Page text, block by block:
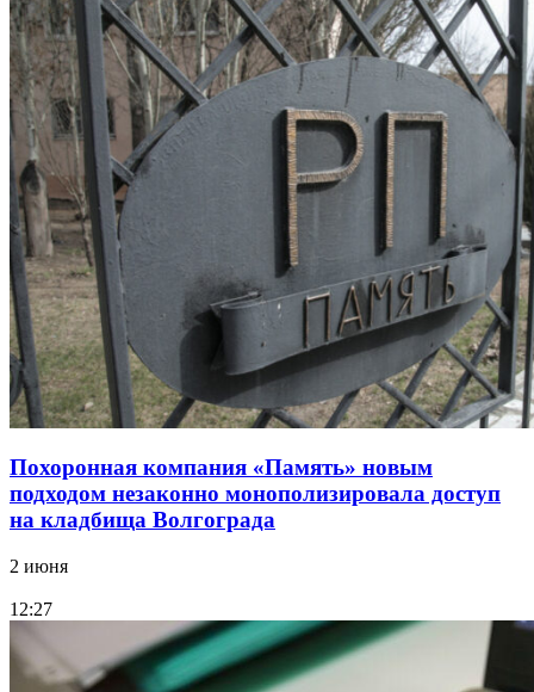
Похоронная компания «Память» новым
подходом незаконно монополизировала доступ
на кладбища Волгограда
2 июня
12:27